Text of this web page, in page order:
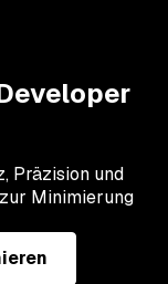
Präzision und
Minimierung